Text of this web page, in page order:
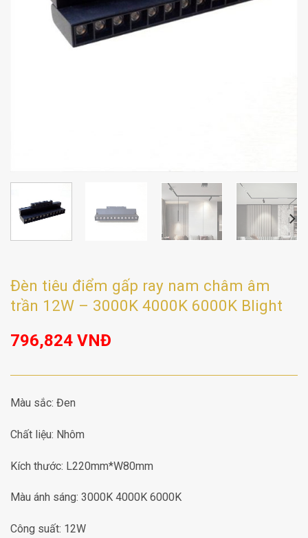
Đèn tiêu điểm gấp ray nam châm âm
trần 12W – 3000K 4000K 6000K Blight
796,824 VNĐ
Màu sắc: Đen
Chất liệu: Nhôm
Kích thước: L220mm*W80mm
Màu ánh sáng: 3000K 4000K 6000K
Công suất: 12W